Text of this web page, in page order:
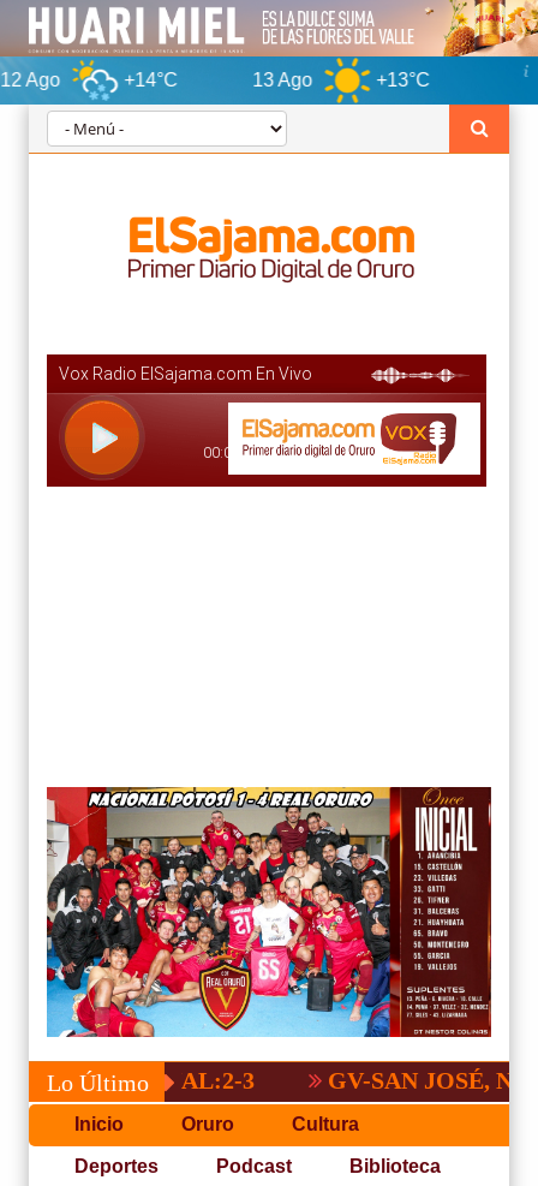
+14°C 13 Ago +13°C Oruro
Lo Último
NACIONAL:2-3 GV-SAN JOSÉ, NO
Inicio Oruro Cultura
Deportes Podcast Biblioteca